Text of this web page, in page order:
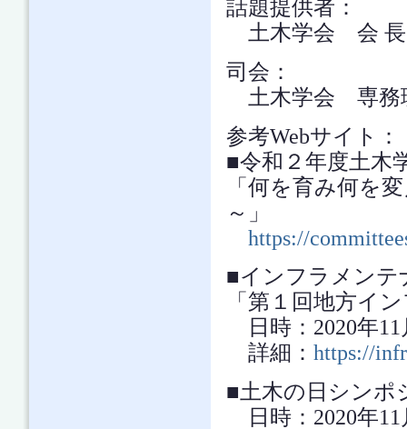
話題提供者：
土木学会 会 長
司会：
土木学会 専務
参考Webサイト：
■令和２年度土木
「何を育み何を
～」
https://
■インフラメンテ
「第１回地方イ
日時：2020年11
詳細： https://
■土木の日シンポ
日時：2020年11